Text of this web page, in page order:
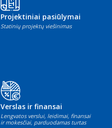
Projektiniai pasiūlymai
Statinių projektų viešinimas
Verslas ir finansai
Lengvatos verslui, leidimai, finansai
ir mokesčiai, parduodamas turtas